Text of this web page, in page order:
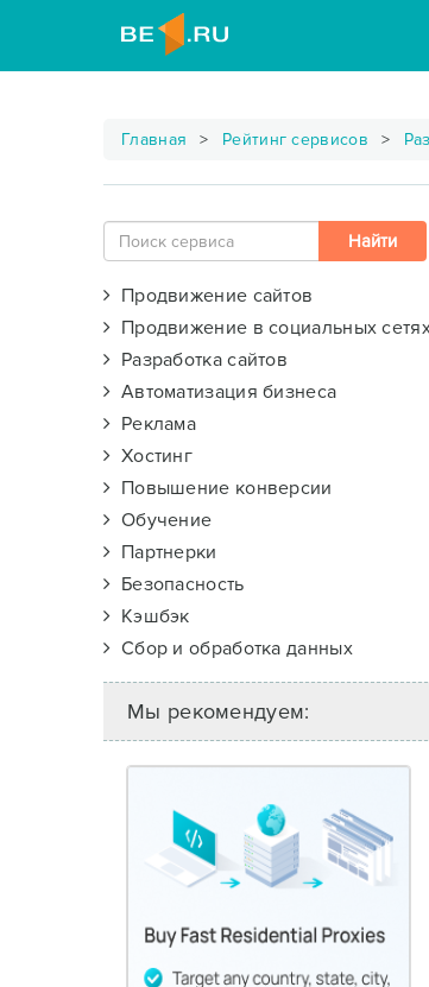
Главная Рейтинг сервисов
Продвижение сайтов
Продвижение в социальных
Разработка сайтов
Автоматизация бизнеса
Реклама
Хостинг
Повышение конверсии
Обучение
Партнерки
Безопасность
Кэшбэк
Сбор и обработка данных
Мы рекомендуем: